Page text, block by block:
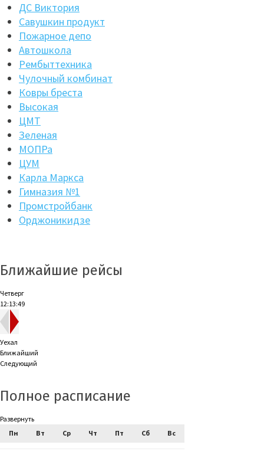
ДС Виктория
Савушкин продукт
Пожарное депо
Автошкола
Рембыттехника
Чулочный комбинат
Ковры бреста
Высокая
ЦМТ
Зеленая
МОПРа
ЦУМ
Карла Маркса
Гимназия №1
Промстройбанк
Орджоникидзе
Ближайшие рейсы
Четверг
12:13:49
Уехал
Ближайший
Следующий
Полное расписание
Развернуть
Пн
Вт Ср Чт Пт Сб Вс